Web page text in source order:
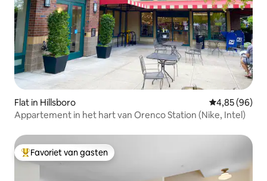
Flat in Hillsboro Gemiddelde
4,85 (96)
Appartement in het hart van Orenco Station (Nike, Intel)
Topfavoriet van gasten
Favoriet van gasten